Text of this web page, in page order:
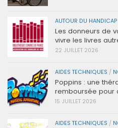
AUTOUR DU HANDICAP
Les donneurs de
vivre les livres
22 JUILLET 2026
AIDES TECHNIQUES /
Poppins : une
remboursée pour
15 JUILLET 2026
AIDES TECHNIQUES /